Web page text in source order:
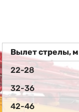
Вылет стрелы, м
22-28
32-36
42-46